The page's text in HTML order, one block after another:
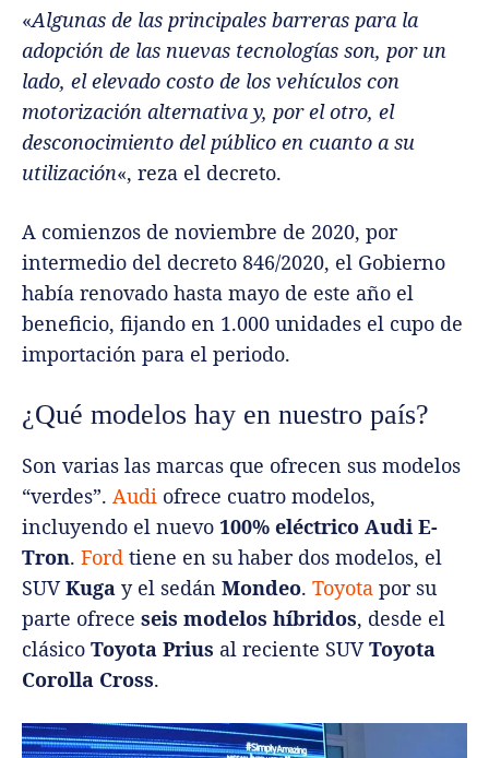
«Algunas de las principales barreras para la
adopción de las nuevas tecnologías son, por un
lado, el elevado costo de los vehículos con
motorización alternativa y, por el otro, el
desconocimiento del público en cuanto a su
utilización«, reza el decreto.
A comienzos de noviembre de 2020, por
intermedio del decreto 846/2020, el Gobierno
había renovado hasta mayo de este año el
beneficio, fijando en 1.000 unidades el cupo de
importación para el periodo.
¿Qué modelos hay en nuestro país?
Son varias las marcas que ofrecen sus modelos
“verdes”. Audi ofrece cuatro modelos,
incluyendo el nuevo 100% eléctrico Audi E-
Tron. Ford tiene en su haber dos modelos, el
SUVKuga y el sedán Mondeo. Toyota por su
parte ofrece seis modelos híbridos, desde el
clásico Toyota Prius al reciente SUVToyota
Corolla Cross.